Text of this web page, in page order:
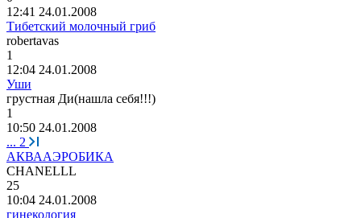
12:41 24.01.2008
Тибетский молочный гриб
robertavas
1
12:04 24.01.2008
Уши
грустная Ди(нашла себя!!!)
1
10:50 24.01.2008
... 2
АКВААЭРОБИКА
CHANELLL
25
10:04 24.01.2008
гинекология